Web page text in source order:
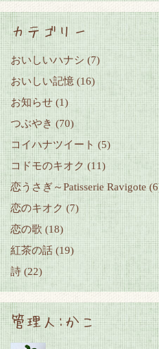
カテゴリー
おいしいハナシ (7)
おいしい記憶 (16)
お知らせ (1)
つぶやき (70)
コイハナツイート (5)
コドモのキオク (11)
恋うさぎ～Patisserie Ravigote
恋のキオク (7)
恋の歌 (18)
紅茶の話 (19)
詩 (22)
管理人:かこ